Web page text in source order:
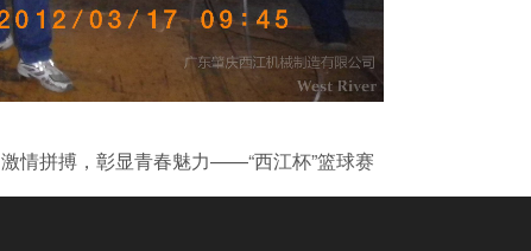
激情拼搏，彰显青春魅力——“西江杯”篮球赛